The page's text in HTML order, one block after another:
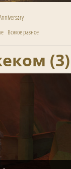
Всякое разное
(3)